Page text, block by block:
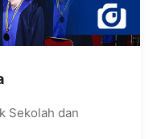
Sekolah dan